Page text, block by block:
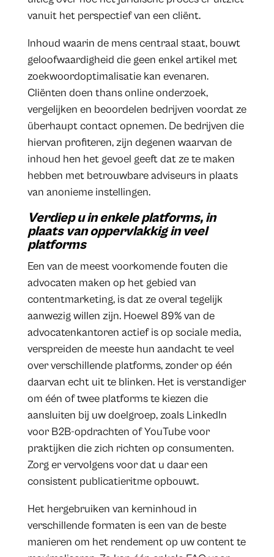
vanuit het perspectief van een cliënt.
Inhoud waarin de mens centraal staat, bouwt
geloofwaardigheid die geen enkel artikel met
zoekwoordoptimalisatie kan evenaren.
Cliënten doen thans online onderzoek,
vergelijken en beoordelen bedrijven voordat ze
überhaupt contact opnemen. De bedrijven die
hiervan profiteren, zijn degenen waarvan de
inhoud hen het gevoel geeft dat ze te maken
hebben met betrouwbare adviseurs in plaats
van anonieme instellingen.
Verdiep u in enkele platforms, in
plaats van oppervlakkig in veel
platforms
Een van de meest voorkomende fouten die
advocaten maken op het gebied van
contentmarketing, is dat ze overal tegelijk
aanwezig willen zijn. Hoewel 89% van de
advocatenkantoren actief is op sociale media,
verspreiden de meeste hun aandacht te veel
over verschillende platforms, zonder op één
daarvan echt uit te blinken. Het is verstandiger
om één of twee platforms te kiezen die
aansluiten bij uw doelgroep, zoals LinkedIn
voor B2B-opdrachten of YouTube voor
praktijken die zich richten op consumenten.
Zorg er vervolgens voor dat u daar een
consistent publicatieritme opbouwt.
Het hergebruiken van kerninhoud in
verschillende formaten is een van de beste
manieren om het rendement op uw content te